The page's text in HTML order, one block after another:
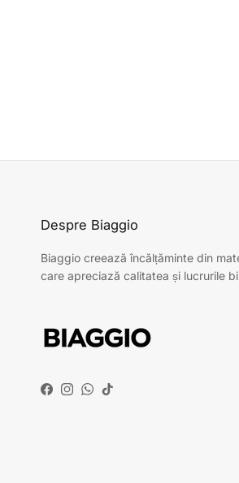
Despre Biaggio
Biaggio creează încălțăminte din
care apreciază calitatea și lucrurile
Facebook
Instagram
WhatsApp
TikTok